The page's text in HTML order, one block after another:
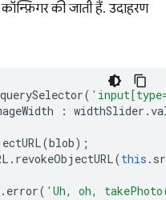
की जाती हैं. उदाहरण
querySelector(
: widthSlider .
(blob);
. revokeObjectURL(this .
. error( 'Uh, oh,